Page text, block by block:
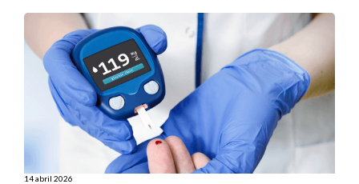
contínua, permitindo que pacientes […]
14 abril 2026